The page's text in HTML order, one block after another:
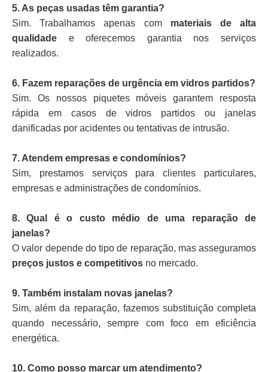
5. As peças usadas têm garantia?
Sim. Trabalhamos apenas com materiais de alta
qualidade e oferecemos garantia nos serviços
realizados.
6. Fazem reparações de urgência em vidros partidos?
Sim. Os nossos piquetes móveis garantem resposta
rápida em casos de vidros partidos ou janelas
danificadas por acidentes ou tentativas de intrusão.
7. Atendem empresas e condomínios?
Sim, prestamos serviços para clientes particulares,
empresas e administrações de condomínios.
8. Qual é o custo médio de uma reparação de
janelas?
O valor depende do tipo de reparação, mas asseguramos
preços justos e competitivos no mercado.
9. Também instalam novas janelas?
Sim, além da reparação, fazemos substituição completa
quando necessário, sempre com foco em eficiência
energética.
10. Como posso marcar um atendimento?